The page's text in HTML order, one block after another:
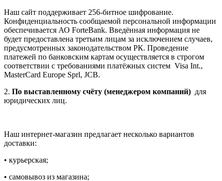
Наш сайт поддерживает 256-битное шифрование.
Конфиденциальность сообщаемой персональной информации
обеспечивается АО ForteBank. Введённая информация не
будет предоставлена третьим лицам за исключением случаев,
предусмотренных законодательством РК. Проведение
платежей по банковским картам осуществляется в строгом
соответствии с требованиями платёжных систем Visa Int.,
MasterCard Europe Sprl, JCB.
2. По выставленному счёту (менеджером компаний) для
юридических лиц.
Наш интернет-магазин предлагает несколько вариантов
доставки:
• курьерская;
• самовывоз из магазина;